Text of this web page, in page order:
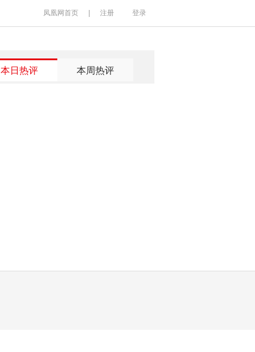
凤凰网首页 注册 登录
本日热评 本周热评